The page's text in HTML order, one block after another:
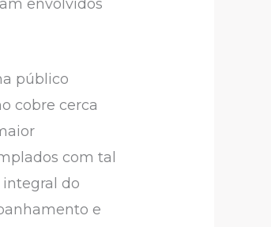
envolvidos
público
cobre cerca
com tal
do
e